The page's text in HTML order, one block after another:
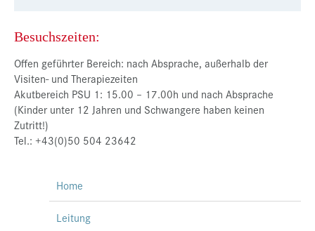
Besuchszeiten:
Offen geführter Bereich: nach Absprache, außerhalb der
Visiten- und Therapiezeiten
Akutbereich PSU 1: 15.00 – 17.00h und nach Absprache
(Kinder unter 12 Jahren und Schwangere haben keinen
Zutritt!)
Tel.: +43(0)50 504 23642
Home
Leitung